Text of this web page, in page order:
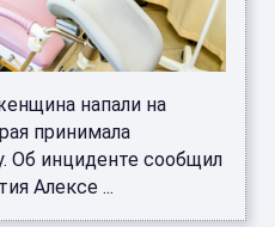
напали на
принимала
Об инциденте сообщил
Алексе ...